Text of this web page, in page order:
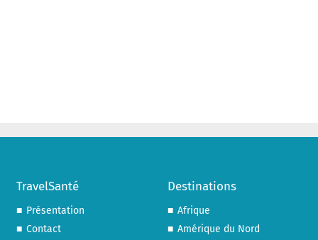
TravelSanté
Présentation
Contact
Destinations
Afrique
Amérique du Nord